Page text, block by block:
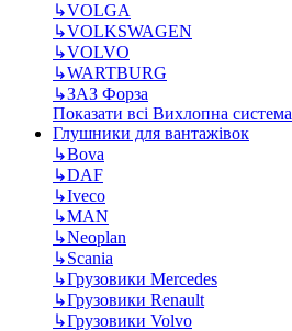
↳VOLGA
↳VOLKSWAGEN
↳VOLVO
↳WARTBURG
↳ЗАЗ Форза
Показати всі Вихлопна система
Глушники для вантажівок
↳Bova
↳DAF
↳Iveco
↳MAN
↳Neoplan
↳Scania
↳Грузовики Mercedes
↳Грузовики Renault
↳Грузовики Volvo